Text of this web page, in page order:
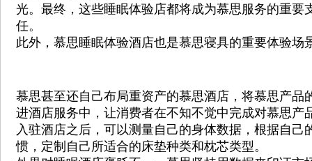
光。最终，这些睡眠体验店都将成为慕思服务的重要
任。
此外，慕思睡眠体验酒店也是慕思寝具的重要体验场
慕思甚至还自己布局重资产的慕思酒店，将慕思产品
进酒店服务中，让消费者在不知不觉中完成对慕思产
入驻酒店之后，可以测量自己的身体数据，根据自己
惯，定制自己所适合的床垫种类和枕芯类型。